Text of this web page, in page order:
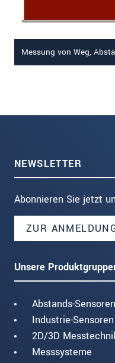
Messung von Weg,
NEWSLETTER
Abonnieren Sie jetzt
ZUR
Unsere
Abstands-Sensoren
Industrie-Sensoren
2D/3D
Messsysteme